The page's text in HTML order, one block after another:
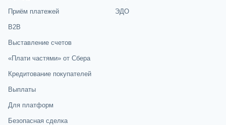
Приём платежей
B2B
Выставление счетов
«Плати частями» от Сбера
Кредитование покупателей
Выплаты
Для платформ
Безопасная сделка
ЭДО